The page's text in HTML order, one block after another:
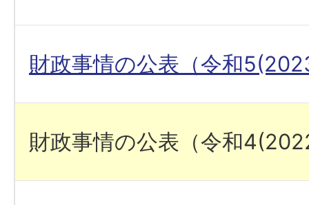
財政事情の公表（令和
財政事情の公表（令和